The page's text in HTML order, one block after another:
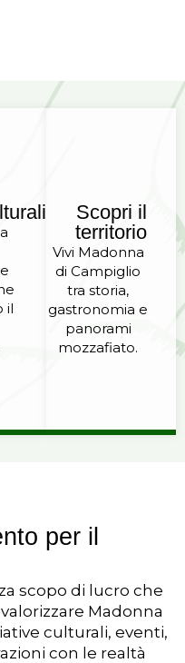
il
Scopri il
territorio
Vivi Madonna
di Campiglio
tra storia,
gastronomia e
panorami
mozzafiato.
per il
scopo di lucro che
Madonna
culturali, eventi,
con le realtà